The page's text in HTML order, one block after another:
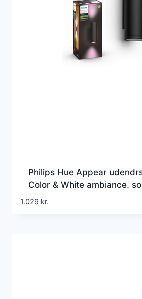
Philips Hue Appear
Color & White ambiance,
1.029 kr.